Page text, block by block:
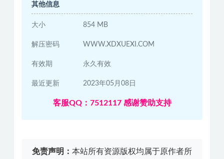
其他信息
大小 854 MB
解压密码 WWW.XDXUEXI.COM
有效期 永久有效
最近更新 2023年05月08日
客服QQ：7512117 感谢赞助支持
免责声明： 本站所有资源版权均属于原作者所